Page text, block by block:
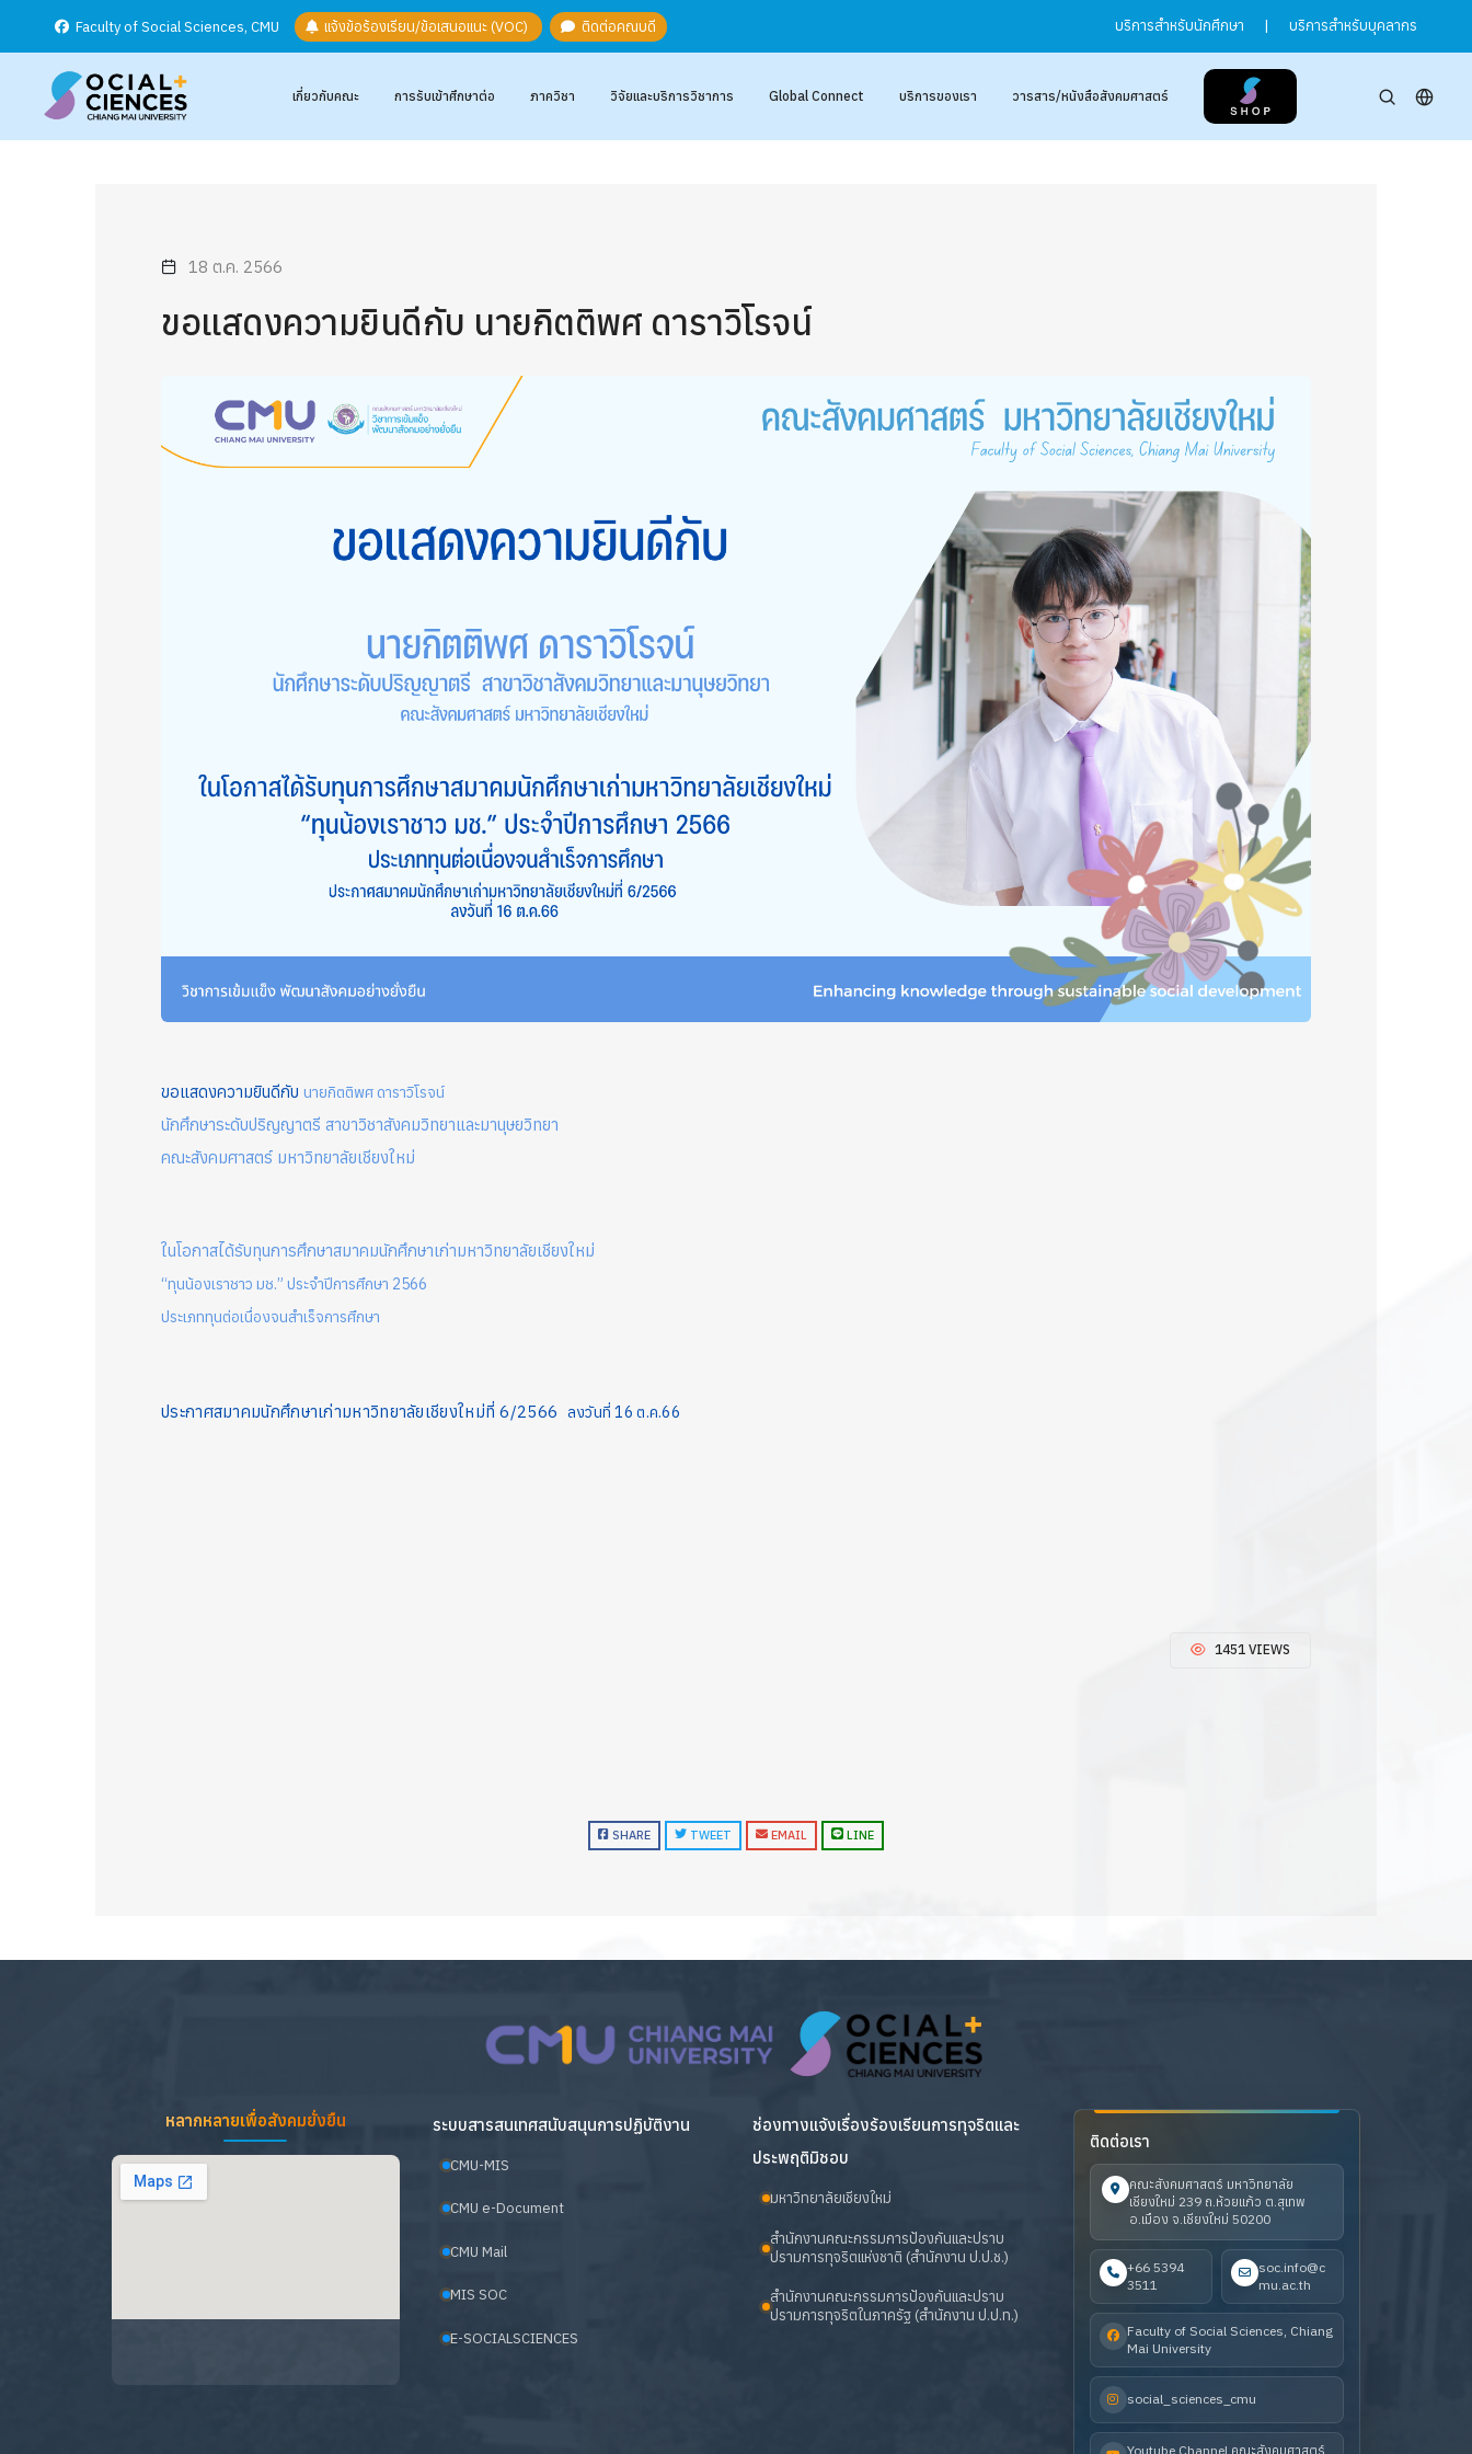
Faculty of Social Sciences, CMU แจ้งข้อร้องเรียน/ข้อเสนอแนะ (VOC) ติดต่อคณบดี บริการสำหรับนักศึกษา | บริการสำหรับบุคลากร
เกี่ยวกับคณะ การรับเข้าศึกษาต่อ ภาควิชา วิจัยและบริการวิชาการ Global Connect บริการของเรา วารสาร/หนังสือสังคมศาสตร์
18 ต.ค. 2566
ขอแสดงความยินดีกับ นายกิตติพศ ดาราวิโรจน์
ขอแสดงความยินดีกับ นายกิตติพศ ดาราวิโรจน์
นักศึกษาระดับปริญญาตรี สาขาวิชาสังคมวิทยาและมานุษยวิทยา
คณะสังคมศาสตร์ มหาวิทยาลัยเชียงใหม่
ในโอกาสได้รับทุนการศึกษาสมาคมนักศึกษาเก่ามหาวิทยาลัยเชียงใหม่
“ทุนน้องเราชาว มช.” ประจำปีการศึกษา 2566
ประเภททุนต่อเนื่องจนสำเร็จการศึกษา
ประกาศสมาคมนักศึกษาเก่ามหาวิทยาลัยเชียงใหม่ที่ 6/2566 ลงวันที่ 16 ต.ค.66
1451 VIEWS
SHARE TWEET EMAIL LINE
หลากหลายเพื่อสังคมยั่งยืน ระบบสารสนเทศสนับสนุนการปฏิบัติงาน
CMU-MIS
CMU e-Document
CMU Mail
MIS SOC
E-SOCIALSCIENCES
ช่องทางแจ้งเรื่องร้องเรียนการทุจริตและ
ประพฤติมิชอบ
มหาวิทยาลัยเชียงใหม่
สำนักงานคณะกรรมการป้องกันและปราบ
ปรามการทุจริตแห่งชาติ (สำนักงาน ป.ป.ช.)
สำนักงานคณะกรรมการป้องกันและปราบ
ปรามการทุจริตในภาครัฐ (สำนักงาน ป.ป.ท.)
ติดต่อเรา
คณะสังคมศาสตร์ มหาวิทยาลัย
เชียงใหม่ 239 ถ.ห้วยแก้ว ต.สุเทพ
อ.เมือง จ.เชียงใหม่ 50200
+66 5394
3511
soc.info@c
mu.ac.th
Faculty of Social Sciences, Chiang
Mai University
social_sciences_cmu
Youtube Channel คณะสังคมศาสตร์